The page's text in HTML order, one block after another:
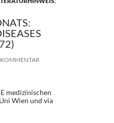
KOMMENTAR
medizinischen
Wien und via